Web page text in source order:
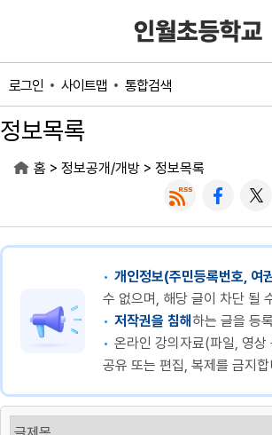
로그인 사이트맵 통합검색
정보목록
홈 > 정보공개/개방 > 정보목록
개인정보(주민등록번호, 여
수 없으며, 해당 글이 차단 될
저작권을 침해하는 글을 등
온라인 강의자료(파일, 영상
공유 또는 편집, 복제를 금지합